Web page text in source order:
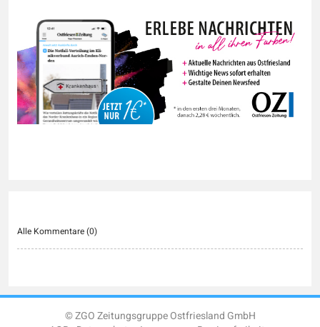
Alle Kommentare (0)
© ZGO Zeitungsgruppe Ostfriesland GmbH